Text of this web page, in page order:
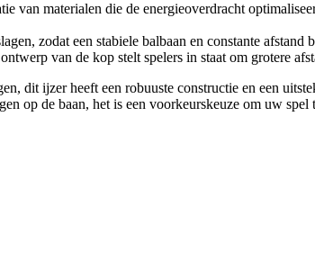
van materialen die de energieoverdracht
zodat een stabiele balbaan en constante
van de kop stelt spelers in staat om grotere
dit ijzer heeft een robuuste constructie en een
op de baan, het is een voorkeurskeuze om uw